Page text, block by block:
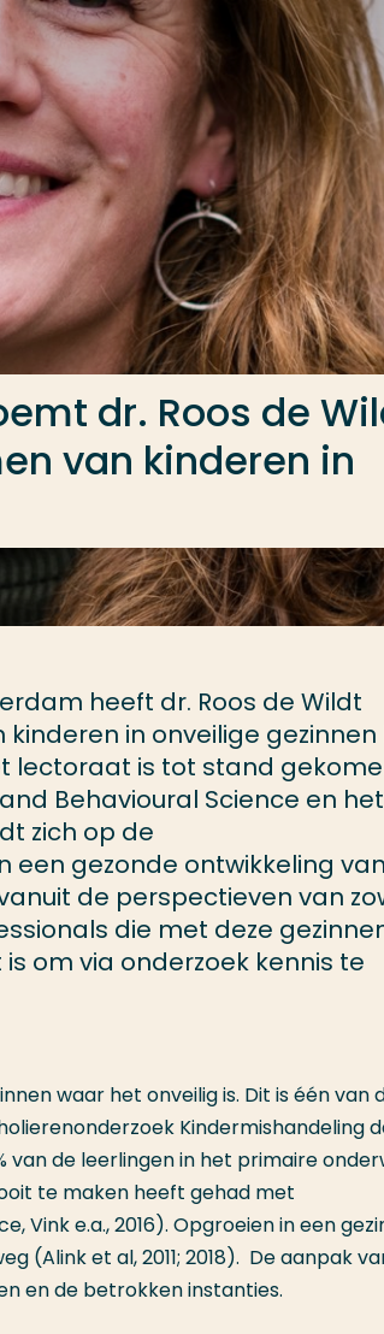
dr. Roos de
van kinderen in
heeft dr. Roos de Wildt
in onveilige gezinnen
lectoraat is tot stand
Behavioural Science en het
zich op de
gezonde ontwikkeling van
de perspectieven van
die met deze
om via onderzoek kennis te
waar het onveilig is. Dit is één van
Kindermishandeling
van de leerlingen in het primaire
te maken heeft gehad met
Vink e.a., 2016). Opgroeien in een
(Alink et al, 2011; 2018). De aanpak
en de betrokken instanties.